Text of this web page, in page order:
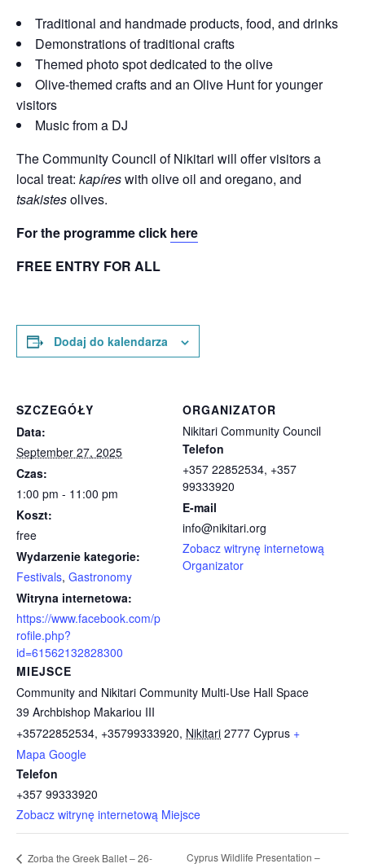
Traditional and handmade products, food, and drinks
Demonstrations of traditional crafts
Themed photo spot dedicated to the olive
Olive-themed crafts and an Olive Hunt for younger
visitors
Music from a DJ
The Community Council of Nikitari will offer visitors a
local treat: kapíreswith olive oil and oregano, and
tsakistesolives.
For the programme click here
FREE ENTRY FOR ALL
Dodaj do kalendarza
SZCZEGÓŁY
Data:
September 27, 2025
Czas:
1:00 pm - 11:00 pm
Koszt:
free
Wydarzenie kategorie:
Festivals, Gastronomy
Witryna internetowa:
https://www.facebook.com/p
rofile.php?
id=61562132828300
MIEJSCE
Community and Nikitari Community Multi-Use Hall Space
39 Archbishop Makariou III
+35722852534, +35799333920, Nikitari 2777 Cyprus +
Mapa Google
Telefon
+357 99333920
Zobacz witrynę internetową Miejsce
ORGANIZATOR
Nikitari Community Council
Telefon
+357 22852534, +357
99333920
E-mail
info@nikitari.org
Zobacz witrynę internetową
Organizator
Zorba the Greek Ballet – 26-
Cyprus Wildlife Presentation –